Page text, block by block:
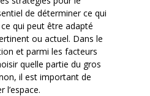
de déterminer ce qui
qui peut être adapté
ou actuel. Dans le
et parmi les facteurs
quelle partie du gros
il est important de
l’espace.